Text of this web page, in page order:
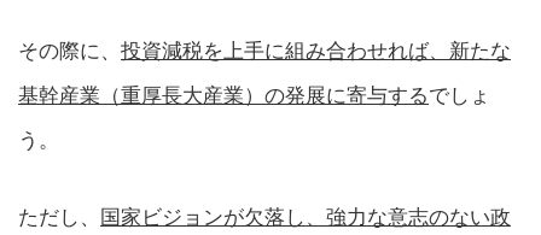
その際に、 投資減税を上手に組み合わせれば、新たな
基幹産業（重厚長大産業）の発展に寄与するでしょ
う。
ただし、 国家ビジョンが欠落し、強力な意志のない政